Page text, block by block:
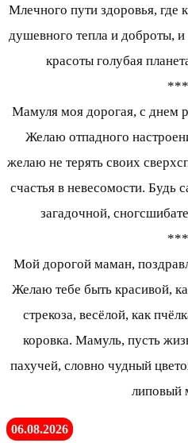
Млечного пути здоровья, где
душевного тепла и доброты, и
красоты голубая
***
Мамуля моя дорогая, с днем
Желаю отпадного
желаю не терять своих
счастья в невесомости.
загадочной,
***
Мой дорогой маман,
Желаю тебе быть красивой,
стрекоза, весёлой, как
коровка. Мамуль, пусть
пахучей, словно чудный
липовый
06.08.2026